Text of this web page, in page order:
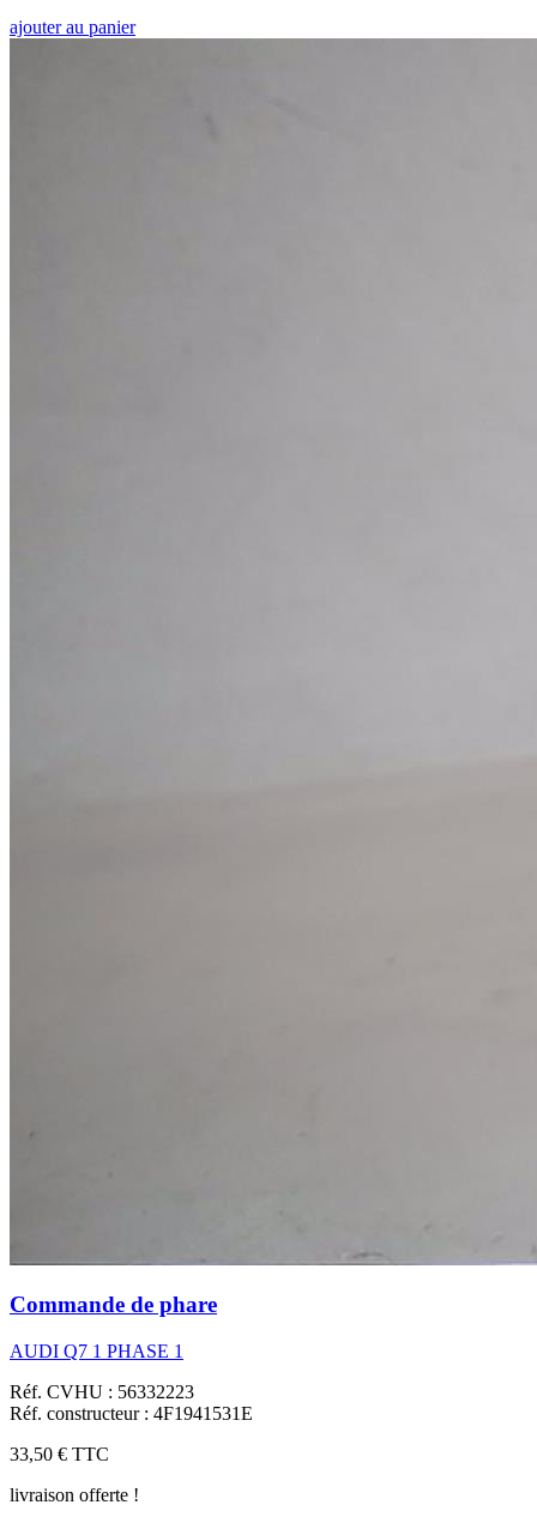
ajouter au panier
Commande de phare
AUDI Q7 1 PHASE 1
Réf. CVHU : 56332223
Réf. constructeur : 4F1941531E
33,50 € TTC
livraison offerte !